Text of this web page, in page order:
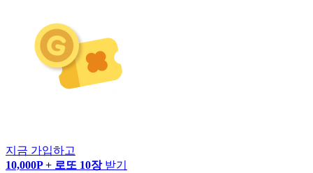
지금 가입하고
10,000P + 로또 10장 받기